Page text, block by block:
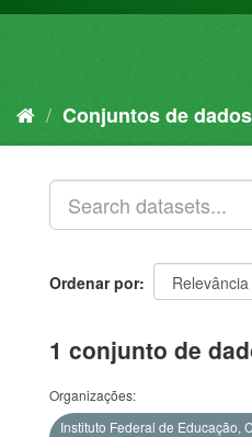
Conjuntos de dados
Ordenar por
1 conjunto de
Organizações:
Instituto Federal de Educação,